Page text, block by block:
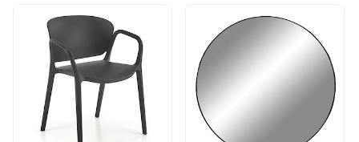
Metal
Wysokość:
44 cm
Szerokość: